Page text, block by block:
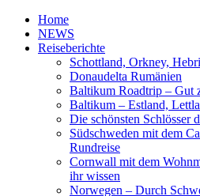
Home
NEWS
Reiseberichte
Schottland, Orkney,
Donaudelta Rumänien
Baltikum Roadtrip – Gut
Baltikum – Estland,
Die schönsten Schlösser
Südschweden mit dem
Rundreise
Cornwall mit dem
ihr wissen
Norwegen – Durch